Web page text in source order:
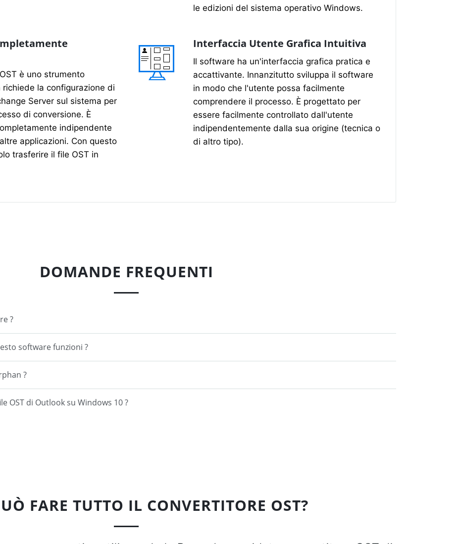
le edizioni del sistema operativo Windows.
è uno strumento
richiede la configurazione di
Server sul sistema per
di conversione. È
indipendente
applicazioni. Con questo
trasferire il file OST in
Interfaccia Utente Grafica Intuitiva
Il software ha un'interfaccia grafica pratica e
accattivante. Innanzitutto sviluppa il software
in modo che l'utente possa facilmente
comprendere il processo. È progettato per
essere facilmente controllato dall'utente
indipendentemente dalla sua origine (tecnica o
di altro tipo).
DOMANDE FREQUENTI
?
software funzioni ?
?
OST di Outlook su Windows 10 ?
FARE TUTTO IL CONVERTITORE OST?